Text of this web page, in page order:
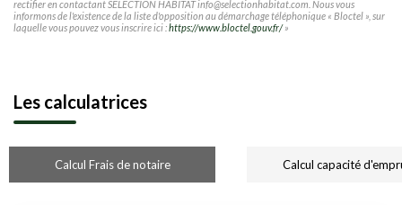
rectifier en contactant SELECTION HABITAT info@selectionhabitat.com. Nous vous
informons de l'existence de la liste d'opposition au démarchage téléphonique « Bloctel », sur
laquelle vous pouvez vous inscrire ici :https://www.bloctel.gouv.fr/»
Les calculatrices
Calcul Frais de notaire Calcul capacité